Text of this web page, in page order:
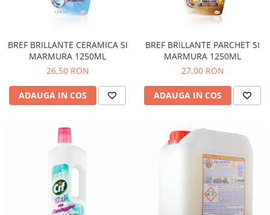
BREF BRILLANTE CERAMICA SI
MARMURA 1250ML
26,50 RON
ADAUGA IN COS
BREF BRILLANTE PARCHET SI
MARMURA 1250ML
27,00 RON
ADAUGA IN COS